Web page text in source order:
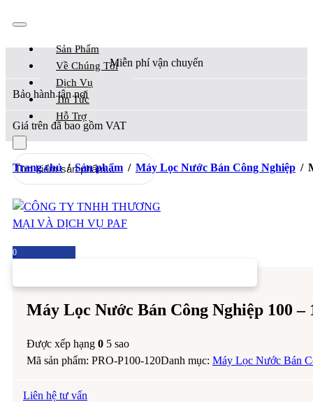
Sản Phẩm
Về Chúng Tôi
Dịch Vụ
Tin Tức
Hỗ Trợ
Tìm
kiếm
0
Miễn phí vận chuyển
Bảo hành tận nơi
Giá trên đã bao gồm VAT
Trang chủ/ Sản phẩm / Máy Lọc Nước Bán Công Nghiệp /
Máy Lọc Nước Bán Công Nghiệp 100
Được xếp hạng 0 5 sao
Mã sản phẩm: PRO-P100-120Danh mục: Máy Lọc Nước Bán
Liên hệ tư vấn